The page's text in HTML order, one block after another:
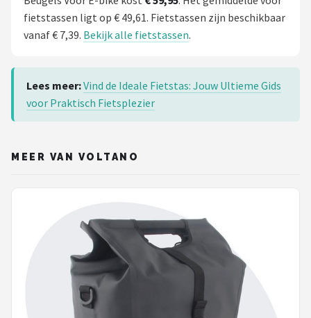
fietstassen ligt op € 49,61. Fietstassen zijn beschikbaar
vanaf € 7,39. Bekijk alle fietstassen.
Lees meer:Vind de Ideale Fietstas: Jouw Ultieme Gids
voor Praktisch Fietsplezier
MEER VAN VOLTANO